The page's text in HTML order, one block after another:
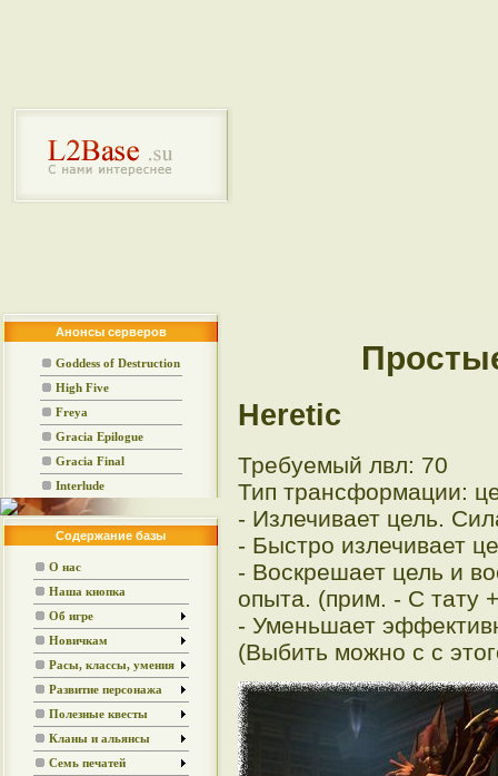
Анонсы серверов
Goddess of Destruction
High Five
Freya
Gracia Epilogue
Gracia Final
Interlude
Содержание базы
О нас
Наша кнопка
Об игре
Новичкам
Расы, классы, умения
Развитие персонажа
Полезные квесты
Кланы и альянсы
Семь печатей
Heretic
Требуемый лвл: 70
Тип трансформации:
- Излечивает цель.
- Быстро излечивает
- Воскрешает цель и
опыта. (прим. - С тату
- Уменьшает
(Выбить можно с с